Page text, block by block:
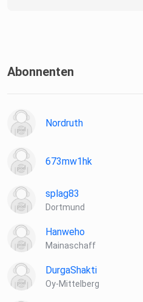
Abonnenten
Nordruth
673mw1hk
splag83
Dortmund
Hanweho
Mainaschaff
DurgaShakti
Oy-Mittelberg